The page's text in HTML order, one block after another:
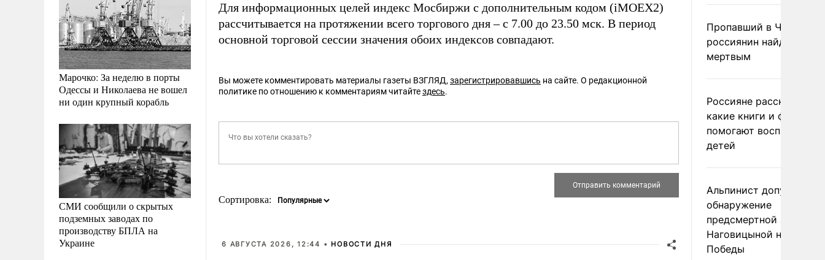
Марочко: За неделю в порты
Одессы и Николаева не вошел
ни один крупный корабль
СМИ сообщили о скрытых
подземных заводах по
производству БПЛА на
Украине
Для информационных целей индекс Мосбиржи с дополнительным кодом (iMOEX2)
рассчитывается на протяжении всего торгового дня – с 7.00 до 23.50 мск. В период
основной торговой сессии значения обоих индексов совпадают.
Вы можете комментировать материалы газеты ВЗГЛЯД, зарегистрировавшись на сайте. О редакционной
политике по отношению к комментариям читайтездесь.
Сортировка:
6 АВГУСТА 2026, 12:44 • НОВОСТИ ДНЯ
Пропавший в
россиянин найден
мертвым
Россияне рассказали,
какие книги и фильмы
помогают воспитывать
детей
Альпинист допустил
обнаружение
предсмертной записки
Наговицыной на пике
Победы